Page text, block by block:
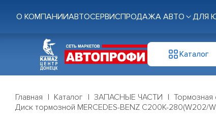
О КОМПАНИИАВТОСЕРВИСПРОДАЖА АВТО ДЛЯ
Каталог
Главная Каталог ЗАПАСНЫЕ ЧАСТИ Тормозная
Диск тормозной MERCEDES-BENZ C200K-